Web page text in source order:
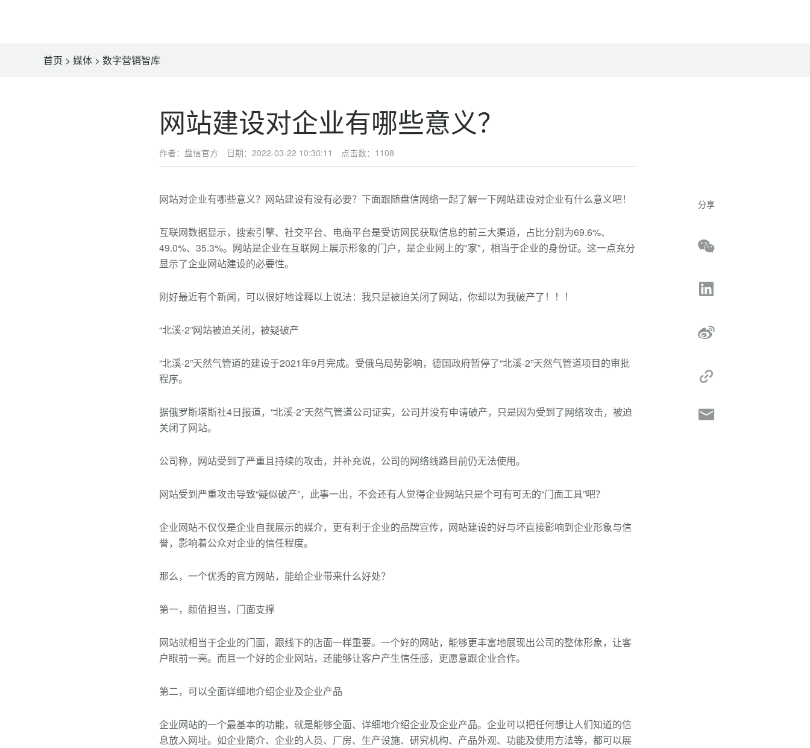
首页 > 媒体 > 数字营销智库
网站建设对企业有哪些意义？
作者：盘信官方 日期：2022-03-22 10:30:11 点击数： 1108
网站对企业有哪些意义？网站建设有没有必要？下面跟随盘信网络一起了解一下网站建设对企业有什么意义吧！
互联网数据显示，搜索引擎、社交平台、电商平台是受访网民获取信息的前三大渠道，占比分别为69.6%、
49.0%、35.3%。网站是企业在互联网上展示形象的门户，是企业网上的"家"，相当于企业的身份证。这一点充分
显示了企业网站建设的必要性。
刚好最近有个新闻，可以很好地诠释以上说法：我只是被迫关闭了网站，你却以为我破产了！！！
“北溪-2”网站被迫关闭，被疑破产
“北溪-2”天然气管道的建设于2021年9月完成。受俄乌局势影响，德国政府暂停了“北溪-2”天然气管道项目的审批
程序。
据俄罗斯塔斯社4日报道，“北溪-2”天然气管道公司证实，公司并没有申请破产，只是因为受到了网络攻击，被迫
关闭了网站。
公司称，网站受到了严重且持续的攻击，并补充说，公司的网络线路目前仍无法使用。
网站受到严重攻击导致“疑似破产”，此事一出，不会还有人觉得企业网站只是个可有可无的“门面工具”吧？
企业网站不仅仅是企业自我展示的媒介，更有利于企业的品牌宣传，网站建设的好与坏直接影响到企业形象与信
誉，影响着公众对企业的信任程度。
那么，一个优秀的官方网站，能给企业带来什么好处？
第一，颜值担当，门面支撑
网站就相当于企业的门面，跟线下的店面一样重要。一个好的网站，能够更丰富地展现出公司的整体形象，让客
户眼前一亮。而且一个好的企业网站，还能够让客户产生信任感，更愿意跟企业合作。
第二，可以全面详细地介绍企业及企业产品
企业网站的一个最基本的功能，就是能够全面、详细地介绍企业及企业产品。企业可以把任何想让人们知道的信
息放入网址。如企业简介、企业的人员、厂房、生产设施、研究机构、产品外观、功能及使用方法等，都可以展
分享